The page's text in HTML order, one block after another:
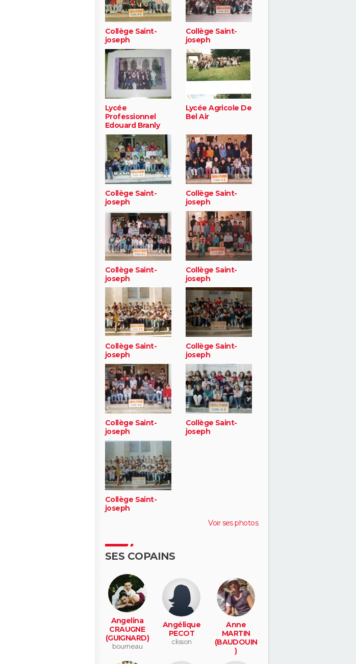
Collège Saint-
joseph
Collège Saint-
joseph
Lycée
Professionnel
Edouard Branly
Lycée Agricole De
Bel Air
Collège Saint-
joseph
Collège Saint-
joseph
Collège Saint-
joseph
Collège Saint-
joseph
Collège Saint-
joseph
Collège Saint-
joseph
Collège Saint-
joseph
Collège Saint-
joseph
Collège Saint-
joseph
Voir ses photos
SES COPAINS
Angelina
CRAUGNE
(GUIGNARD)
bourneau
Angélique
PECOT
clisson
Anne
MARTIN
(BAUDOUIN
)
benet